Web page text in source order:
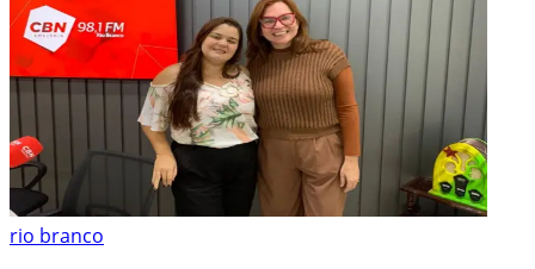
rio branco